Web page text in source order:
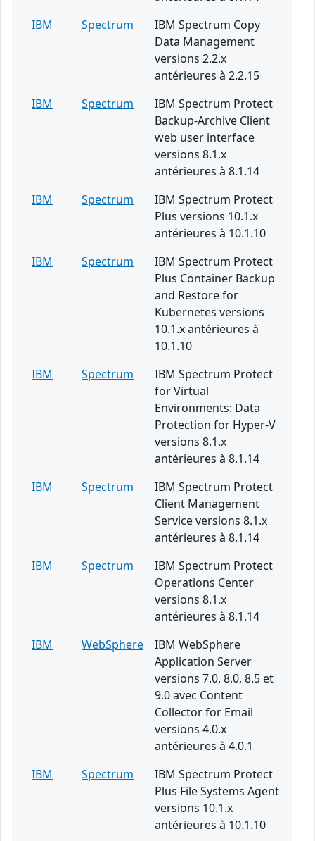
IBM
Spectrum
IBM Spectrum Copy
Data Management
versions 2.2.x
antérieures à 2.2.15
IBM
Spectrum
IBM Spectrum Protect
Backup-Archive Client
web user interface
versions 8.1.x
antérieures à 8.1.14
IBM
Spectrum
IBM Spectrum Protect
Plus versions 10.1.x
antérieures à 10.1.10
IBM
Spectrum
IBM Spectrum Protect
Plus Container Backup
and Restore for
Kubernetes versions
10.1.x antérieures à
10.1.10
IBM
Spectrum
IBM Spectrum Protect
for Virtual
Environments: Data
Protection for Hyper-V
versions 8.1.x
antérieures à 8.1.14
IBM
Spectrum
IBM Spectrum Protect
Client Management
Service versions 8.1.x
antérieures à 8.1.14
IBM
Spectrum
IBM Spectrum Protect
Operations Center
versions 8.1.x
antérieures à 8.1.14
IBM
WebSphere
IBM WebSphere
Application Server
versions 7.0, 8.0, 8.5 et
9.0 avec Content
Collector for Email
versions 4.0.x
antérieures à 4.0.1
IBM
Spectrum
IBM Spectrum Protect
Plus File Systems Agent
versions 10.1.x
antérieures à 10.1.10